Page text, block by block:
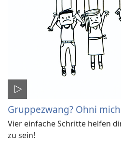
Gruppezwang? Ohni
Vier einfache Schritte helfen
zu sein!